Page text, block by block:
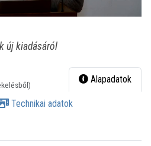
új kiadásáról
Alapadatok
Technikai adatok